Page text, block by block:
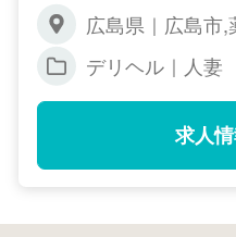
広島県｜広島市,
デリヘル｜人妻
求人